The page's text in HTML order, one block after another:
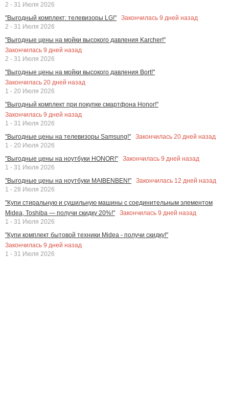
2 - 31 Июля 2026
"Выгодный комплект: телевизоры LG!"
Закончилась 9 дней назад
2 - 31 Июля 2026
"Выгодные цены на мойки высокого давления Karcher!"
Закончилась 9 дней назад
2 - 31 Июля 2026
"Выгодные цены на мойки высокого давления Bort!"
Закончилась 20 дней назад
1 - 20 Июля 2026
"Выгодный комплект при покупке смартфона Honor!"
Закончилась 9 дней назад
1 - 31 Июля 2026
"Выгодные цены на телевизоры Samsung!"
Закончилась 20 дней назад
1 - 20 Июля 2026
"Выгодные цены на ноутбуки HONOR!"
Закончилась 9 дней назад
1 - 31 Июля 2026
"Выгодные цены на ноутбуки MAIBENBEN!"
Закончилась 12 дней назад
1 - 28 Июля 2026
"Купи стиральную и сушильную машины с соединительным элементом
Midea, Toshiba — получи скидку 20%!"
Закончилась 9 дней назад
1 - 31 Июля 2026
"Купи комплект бытовой техники Midea - получи скидку!"
Закончилась 9 дней назад
1 - 31 Июля 2026